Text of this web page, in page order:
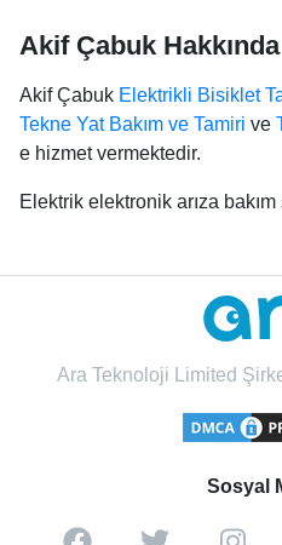
Akif Çabuk Hakkında
Akif Çabuk Elektrikli Bisiklet
Tekne Yat Bakım ve Tamiri ve
e hizmet vermektedir.
Elektrik elektronik arıza
Ara Teknoloji Limited
Sosyal